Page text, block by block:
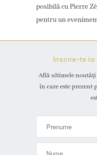
posibilă cu Pierre
pentru un
Înscrie-te la
Află ultimele noutăți
în care este prezent